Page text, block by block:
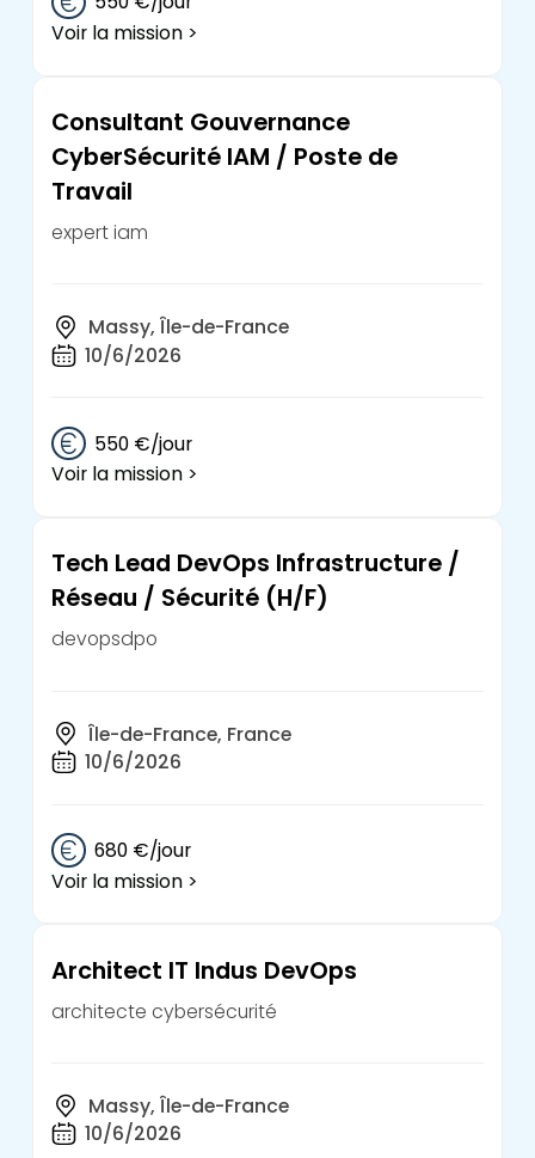
Voir la mission >
Consultant Gouvernance
CyberSécurité IAM / Poste de
Travail
expert iam
Massy, Île-de-France
10/6/2026
550 €/jour
Voir la mission >
Tech Lead DevOps Infrastructure /
Réseau / Sécurité (H/F)
devopsdpo
Île-de-France, France
10/6/2026
680 €/jour
Voir la mission >
Architect IT Indus DevOps
architecte cybersécurité
Massy, Île-de-France
10/6/2026